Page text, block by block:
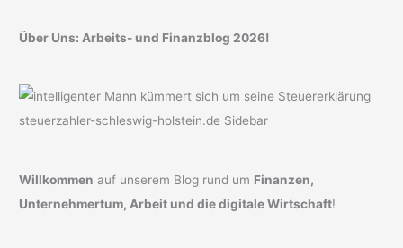
Über Uns: Arbeits- und Finanzblog 2026!
Willkommen auf unserem Blog rund um Finanzen,
Unternehmertum, Arbeit und die digitale Wirtschaft!